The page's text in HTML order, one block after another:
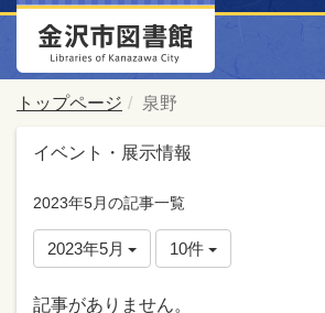
トップページ 泉野
イベント・展示情報
2023年5月の記事一覧
2023年5月 10件
記事がありません。